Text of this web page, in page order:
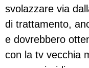
svolazzare via
di trattamento,
e dovrebbero
con la tv vecchia